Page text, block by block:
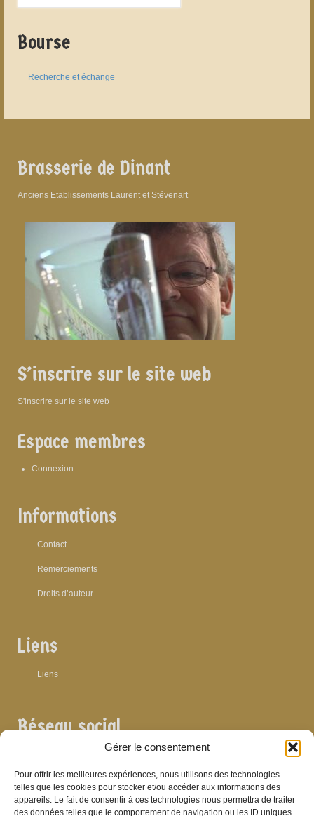
Gérer le consentement
Pour offrir les meilleures expériences, nous utilisons des technologies
telles que les cookies pour stocker et/ou accéder aux informations des
appareils. Le fait de consentir à ces technologies nous permettra de traiter
des données telles que le comportement de navigation ou les ID uniques
Bourse
Recherche et échange
Brasserie de Dinant
Anciens Etablissements Laurent et Stévenart
S’inscrire sur le site web
S'inscrire sur le site web
Espace membres
Connexion
Informations
Contact
Remerciements
Droits d’auteur
Liens
Liens
Réseau social
Archives